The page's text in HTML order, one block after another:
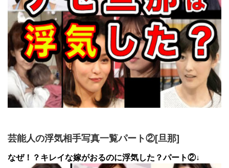
芸能人の浮気相手写真一覧パート②[旦那]
なぜ！？キレイな嫁がおるのに浮気した？パート②↓